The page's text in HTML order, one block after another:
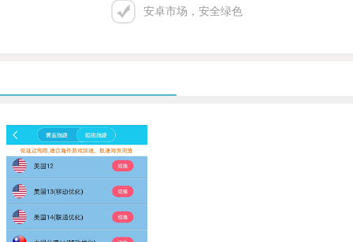
安卓市场，安全绿色